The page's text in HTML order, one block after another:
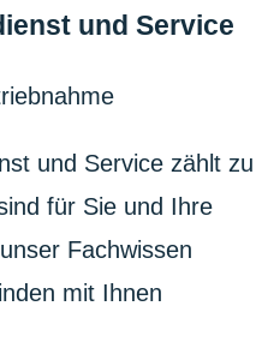
und Service
und Service zählt zu
für Sie und Ihre
Fachwissen
mit Ihnen